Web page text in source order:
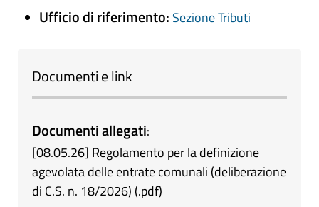
Ufficio di riferimento: Sezione Tributi
Documenti e link
Documenti allegati:
[08.05.26] Regolamento per la definizione
agevolata delle entrate comunali (deliberazione
di C.S. n. 18/2026) (.pdf)